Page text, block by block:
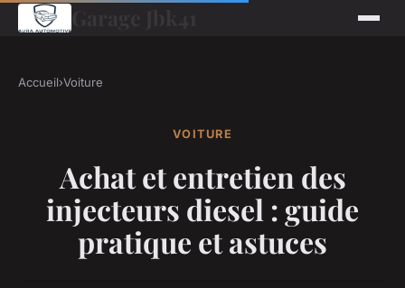
Accueil›Voiture
VOITURE
Achat et entretien des
injecteurs diesel : guide
pratique et astuces